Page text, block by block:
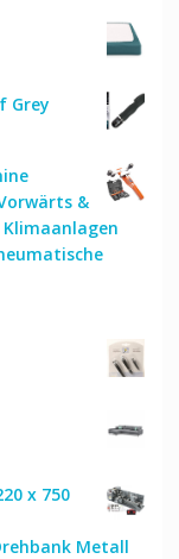
Grey
&
x 750
Metall